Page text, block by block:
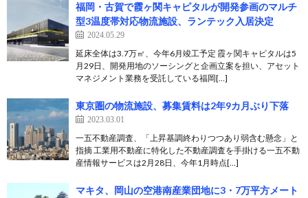
福岡・古賀で霞ヶ関キャピタルが開発参画のマルチ
型3温度帯対応物流施設、ランテック入居決定
2024.05.29
延床全体は3.7万㎡、今年6月竣工予定 霞ヶ関キャピタルは5
月29日、開発用地のソーシングと企画立案を担い、アセット
マネジメント業務を受託している福岡[…]
東京圏の物流施設、募集賃料は2年9カ月ぶり下落
2023.03.01
一五不動産調査、「上昇基調終わりつつあり弱含む懸念」と
指摘 工業用不動産に特化した不動産調査を手掛ける一五不動
産情報サービスは2月28日、今年1月時点[…]
マキタ、岡山の空港南産業団地に3・7万平方メート